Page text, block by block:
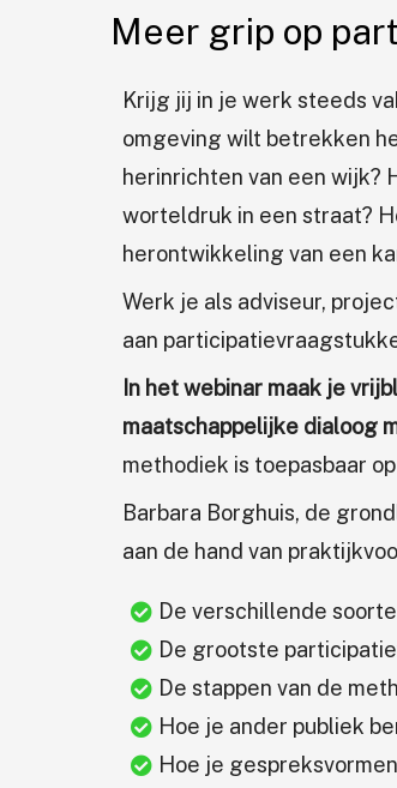
Meer grip op
Krijg jij in je werk steeds
omgeving wilt betrekken
herinrichten van een wijk?
worteldruk in een straat?
herontwikkeling van een
Werk je als adviseur,
aan
In het webinar maak je
maatschappelijke dialoog
methodiek is toepasbaar
Barbara Borghuis, de
aan de hand van
De verschillende
De grootste
De stappen van de
Hoe je ander publiek
Hoe je